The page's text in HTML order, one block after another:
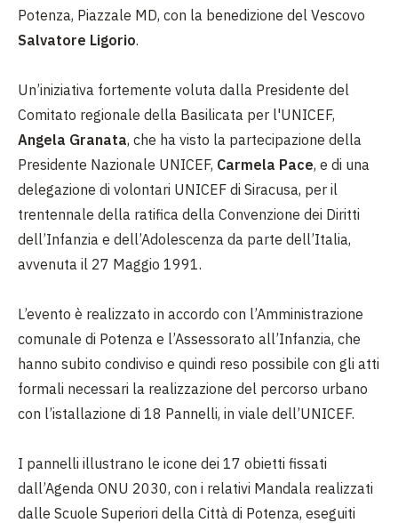
Potenza, Piazzale MD, con la benedizione del Vescovo
Salvatore Ligorio.
Un’iniziativa fortemente voluta dalla Presidente del
Comitato regionale della Basilicata per l'UNICEF,
Angela Granata, che ha visto la partecipazione della
Presidente Nazionale UNICEF, Carmela Pace, e di una
delegazione di volontari UNICEF di Siracusa, per il
trentennale della ratifica della Convenzione dei Diritti
dell’Infanzia e dell’Adolescenza da parte dell’Italia,
avvenuta il 27 Maggio 1991.
L’evento è realizzato in accordo con l’Amministrazione
comunale di Potenza e l’Assessorato all’Infanzia, che
hanno subito condiviso e quindi reso possibile con gli atti
formali necessari la realizzazione del percorso urbano
con l’istallazione di 18 Pannelli, in viale dell’UNICEF.
I pannelli illustrano le icone dei 17 obietti fissati
dall’Agenda ONU 2030, con i relativi Mandala realizzati
dalle Scuole Superiori della Città di Potenza, eseguiti